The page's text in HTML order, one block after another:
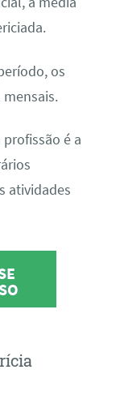
os
mensais.
é a
atividades